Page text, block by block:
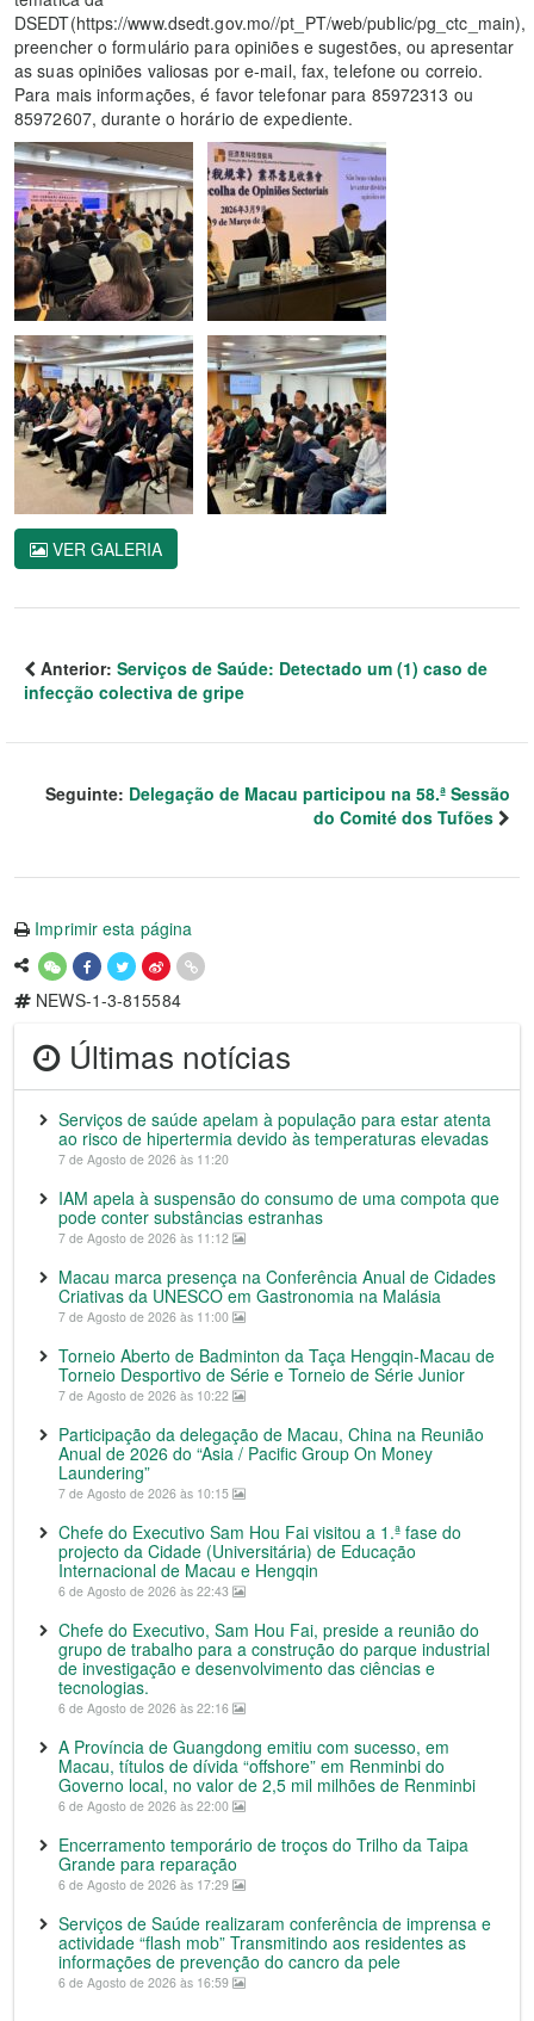
DSEDT(https://www.dsedt.gov.mo//pt_PT/web/public/pg_ctc_main),
preencher o formulário para opiniões e sugestões, ou apresentar
as suas opiniões valiosas por e-mail, fax, telefone ou correio.
Para mais informações, é favor telefonar para 85972313 ou
85972607, durante o horário de expediente.
VER GALERIA
Anterior: Serviços de Saúde: Detectado um (1) caso de
infecção colectiva de gripe
Seguinte: Delegação de Macau participou na 58.ª Sessão
do Comité dos Tufões
Imprimir esta página
NEWS-1-3-815584
Últimas notícias
Serviços de saúde apelam à população para estar atenta
ao risco de hipertermia devido às temperaturas elevadas
7 de Agosto de 2026 às 11:20
IAM apela à suspensão do consumo de uma compota que
pode conter substâncias estranhas
7 de Agosto de 2026 às 11:12
Macau marca presença na Conferência Anual de Cidades
Criativas da UNESCO em Gastronomia na Malásia
7 de Agosto de 2026 às 11:00
Torneio Aberto de Badminton da Taça Hengqin-Macau de
Torneio Desportivo de Série e Torneio de Série Junior
7 de Agosto de 2026 às 10:22
Participação da delegação de Macau, China na Reunião
Anual de 2026 do “Asia / Pacific Group On Money
Laundering”
7 de Agosto de 2026 às 10:15
Chefe do Executivo Sam Hou Fai visitou a 1.ª fase do
projecto da Cidade (Universitária) de Educação
Internacional de Macau e Hengqin
6 de Agosto de 2026 às 22:43
Chefe do Executivo, Sam Hou Fai, preside a reunião do
grupo de trabalho para a construção do parque industrial
de investigação e desenvolvimento das ciências e
tecnologias.
6 de Agosto de 2026 às 22:16
A Província de Guangdong emitiu com sucesso, em
Macau, títulos de dívida “offshore” em Renminbi do
Governo local, no valor de 2,5 mil milhões de Renminbi
6 de Agosto de 2026 às 22:00
Encerramento temporário de troços do Trilho da Taipa
Grande para reparação
6 de Agosto de 2026 às 17:29
Serviços de Saúde realizaram conferência de imprensa e
actividade “flash mob” Transmitindo aos residentes as
informações de prevenção do cancro da pele
6 de Agosto de 2026 às 16:59